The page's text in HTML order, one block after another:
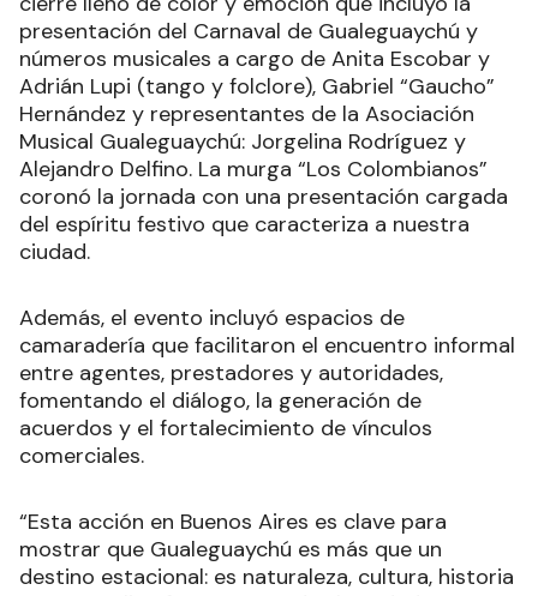
presentación del Carnaval de Gualeguaychú y
números musicales a cargo de Anita Escobar y
Adrián Lupi (tango y folclore), Gabriel “Gaucho”
Hernández y representantes de la Asociación
Musical Gualeguaychú: Jorgelina Rodríguez y
Alejandro Delfino. La murga “Los Colombianos”
coronó la jornada con una presentación cargada
del espíritu festivo que caracteriza a nuestra
ciudad.
Además, el evento incluyó espacios de
camaradería que facilitaron el encuentro informal
entre agentes, prestadores y autoridades,
fomentando el diálogo, la generación de
acuerdos y el fortalecimiento de vínculos
comerciales.
“Esta acción en Buenos Aires es clave para
mostrar que Gualeguaychú es más que un
destino estacional: es naturaleza, cultura, historia